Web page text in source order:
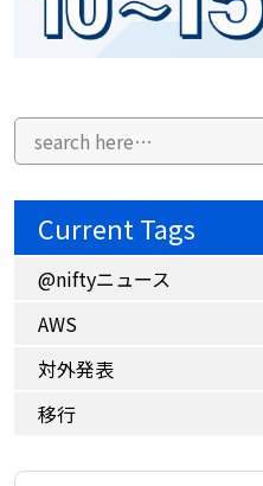
Current Tags
@niftyニュース
AWS
対外発表
移行